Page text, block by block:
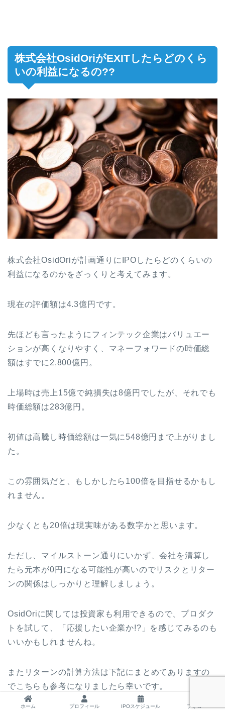
株式会社OsidOriがEXITしたらどのくら
いの利益になるの??
株式会社OsidOriが計画通りにIPOしたらどのくらいの
利益になるのかをざっくりと考えてみます。
現在の評価額は4.3億円です。
先ほども言ったようにフィンテック企業はバリュエー
ションが高くなりやすく、マネーフォワードの時価総
額はすでに2,800億円。
上場時は売上15億で純損失は8億円でしたが、それでも
時価総額は283億円。
初値は高騰し時価総額は一気に548億円まで上がりまし
た。
この雰囲気だと、もしかしたら100倍を目指せるかもし
れません。
少なくとも20倍は現実味がある数字かと思います。
ただし、マイルストーン通りにいかず、会社を清算し
たら元本が0円になる可能性が高いのでリスクとリター
ンの関係はしっかりと理解しましょう。
OsidOriに関しては投資家も利用できるので、プロダク
トを試して、「応援したい企業か!?」を感じてみるのも
いいかもしれませんね。
またリターンの計算方法は下記にまとめてありますの
でこちらも参考になりましたら幸いです。
ホーム プロフィール IPOスケジュール フォロー